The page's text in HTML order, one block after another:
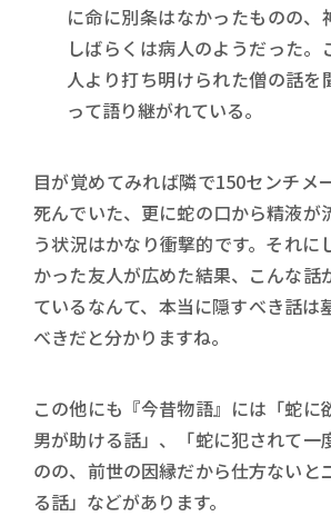
に命に別条はなかったものの、
しばらくは病人のようだった。
人より打ち明けられた僧の話を
って語り継がれている。
目が覚めてみれば隣で150センチメ
死んでいた、更に蛇の口から精液が
う状況はかなり衝撃的です。それに
かった友人が広めた結果、こんな話
ているなんて、本当に隠すべき話は
べきだと分かりますね。
この他にも『今昔物語』には「蛇に
男が助ける話」、「蛇に犯されて一
のの、前世の因縁だから仕方ないと
る話」などがあります。